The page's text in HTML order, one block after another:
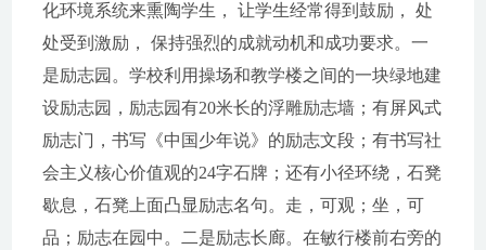
化环境系统来熏陶学生， 让学生经常得到鼓励， 处
处受到激励， 保持强烈的成就动机和成功要求。一
是励志园。学校利用操场和教学楼之间的一块绿地建
设励志园，励志园有20米长的浮雕励志墙；有屏风式
励志门，书写《中国少年说》的励志文段；有书写社
会主义核心价值观的24字石牌；还有小径环绕，石凳
歇息，石凳上面凸显励志名句。走，可观；坐，可
品；励志在园中。二是励志长廊。在敏行楼前右旁的